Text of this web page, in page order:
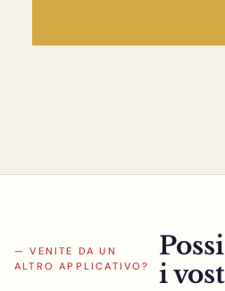
— VENITE DA UN
ALTRO APPLICATIVO?
i